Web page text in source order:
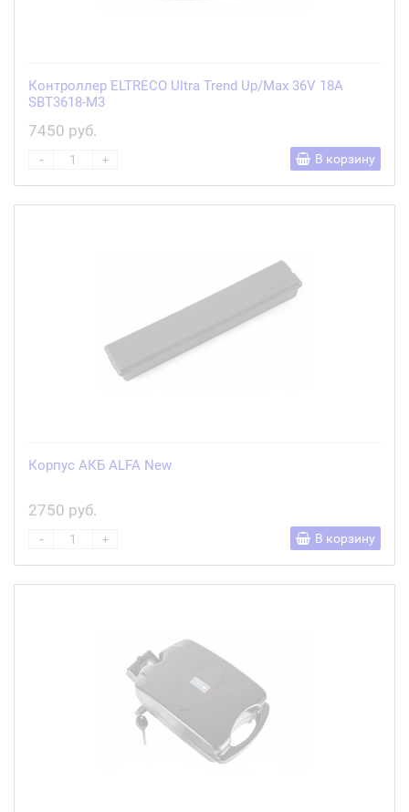
Контроллер ELTRECO Ultra Trend Up/Max 36V 18A
SBT3618-M3
7450 руб.
+
- В корзину
Корпус АКБ ALFA New
2750 руб.
+
- В корзину